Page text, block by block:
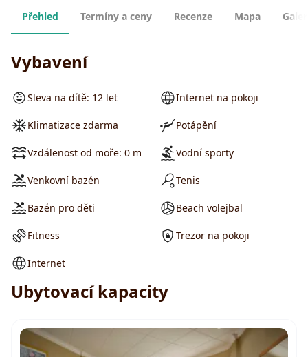
Přehled Termíny a ceny Recenze Mapa
Vybavení
Sleva na dítě: 12 let
Klimatizace zdarma
Vzdálenost od moře: 0 m
Venkovní bazén
Bazén pro děti
Fitness
Internet
Internet na pokoji
Potápění
Vodní sporty
Tenis
Beach volejbal
Trezor na pokoji
Ubytovací kapacity